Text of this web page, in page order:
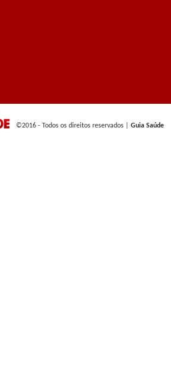
©2016 - Todos os direitos reservados | Guia Saúde